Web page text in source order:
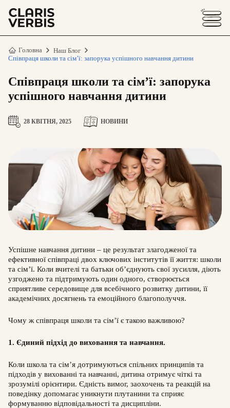
Головна
Наш Блог
Співпраця школи та сім’ї: запорука успішного навчання дитини
Співпраця школи та сім’ї: запорука
успішного навчання дитини
28 КВІТНЯ, 2025 НОВИНИ
Успішне навчання дитини – це результат злагодженої та
ефективної співпраці двох ключових інститутів її життя: школи
та сім’ї. Коли вчителі та батьки об’єднують свої зусилля, діють
узгоджено та підтримують один одного, створюється
сприятливе середовище для всебічного розвитку дитини, її
академічних досягнень та емоційного благополуччя.
Чому ж співпраця школи та сім’ї є такою важливою?
1. Єдиний підхід до виховання та навчання.
Коли школа та сім’я дотримуються спільних принципів та
підходів у вихованні та навчанні, дитина отримує чіткі та
зрозумілі орієнтири. Єдність вимог, заохочень та реакцій на
поведінку допомагає уникнути плутанини та сприяє
формуванню відповідальності та дисципліни.